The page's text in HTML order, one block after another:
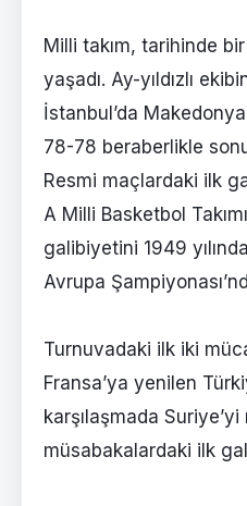
Milli takım, tarihinde
yaşadı. Ay-yıldızlı
İstanbul’da
78-78 beraberlikle
Resmi maçlardaki ilk
A Milli Basketbol
galibiyetini 1949
Avrupa
Turnuvadaki ilk iki
Fransa’ya yenilen
karşılaşmada
müsabakalardaki ilk